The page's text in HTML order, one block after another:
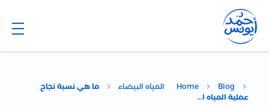
Dr. Ahmed Younis
Blog
Home Blog المياه البيضاء
ما هي نسبة نجاح
عملية المياه ا...